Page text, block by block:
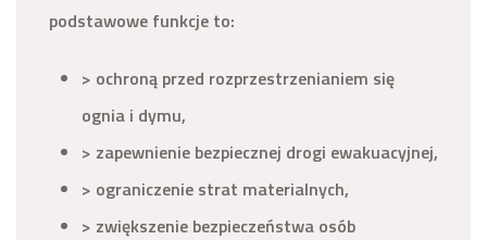
podstawowe funkcje to:
> ochroną przed rozprzestrzenianiem się
ognia i dymu,
> zapewnienie bezpiecznej drogi ewakuacyjnej,
> ograniczenie strat materialnych,
> zwiększenie bezpieczeństwa osób